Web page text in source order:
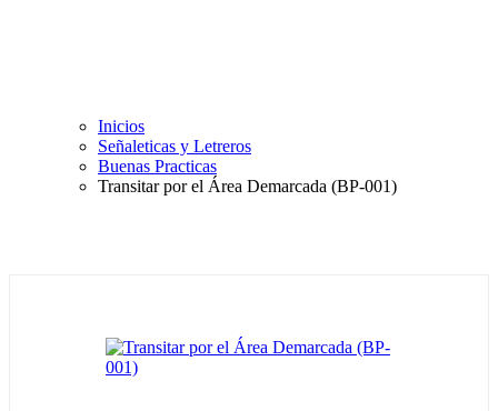
Inicios
Señaleticas y Letreros
Buenas Practicas
Transitar por el Área Demarcada (BP-001)